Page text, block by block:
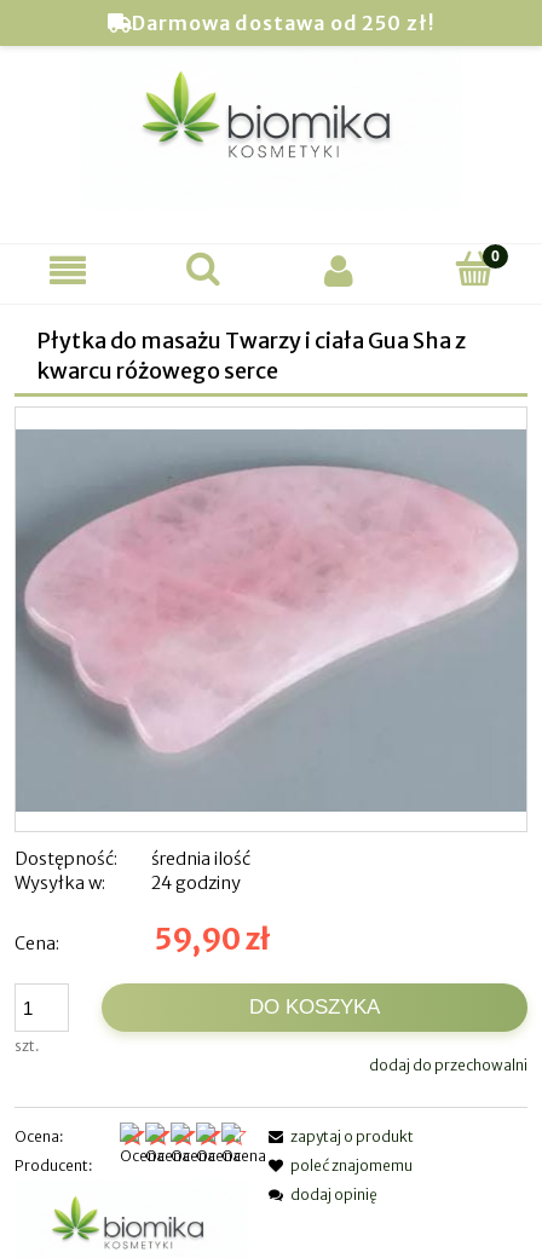
Darmowa dostawa od 250 zł!
Płytka do masażu Twarzy i ciała Gua Sha z
kwarcu różowego serce
Dostępność:
średnia ilość
Wysyłka w:
24 godziny
Cena: 59,90 zł
szt.
DO KOSZYKA
dodaj do przechowalni
Ocena:
Producent:
zapytaj o produkt
poleć znajomemu
dodaj opinię